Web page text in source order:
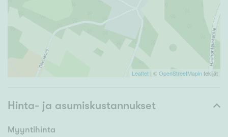
Leaflet | ©OpenStreetMapintekijät
Hinta- ja asumiskustannukset
Myyntihinta